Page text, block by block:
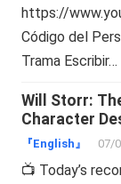
https://
Código del
Trama Escribir…
Will Storr:
Character
『English』 07/
📺 Today’s